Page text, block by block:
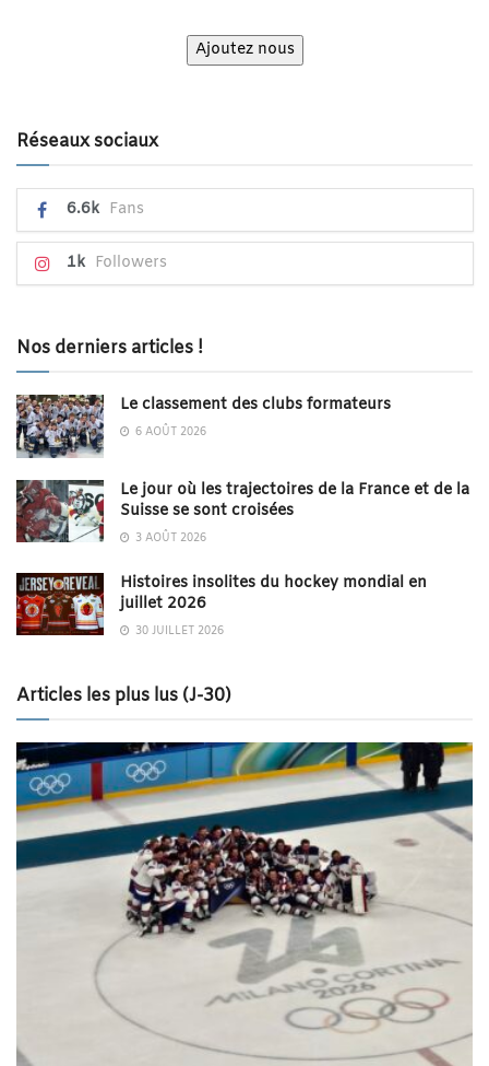
Ajoutez nous
Réseaux sociaux
6.6k Fans
1k Followers
Nos derniers articles !
Le classement des clubs formateurs
6 AOÛT 2026
Le jour où les trajectoires de la France et de la
Suisse se sont croisées
3 AOÛT 2026
Histoires insolites du hockey mondial en
juillet 2026
30 JUILLET 2026
Articles les plus lus (J-30)